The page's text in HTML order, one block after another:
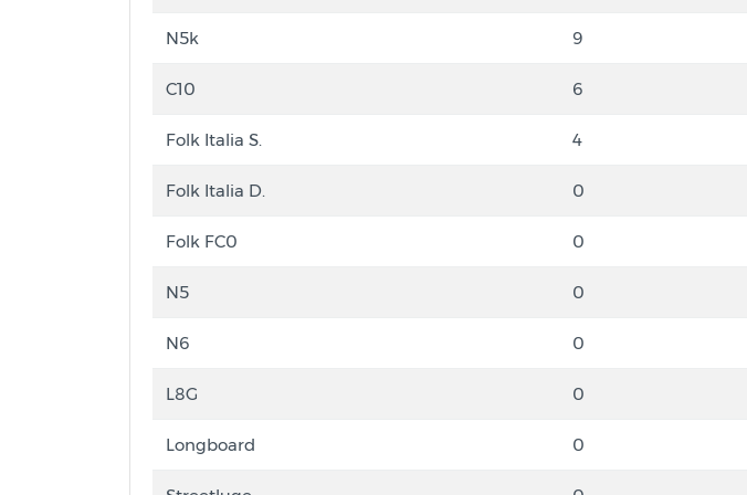
N5k 9
C10 6
Folk Italia S. 4
Folk Italia D. 0
Folk FC0 0
N5 0
N6 0
L8G 0
Longboard 0